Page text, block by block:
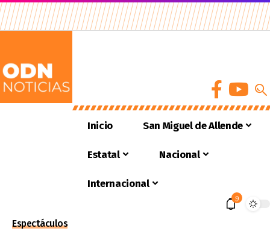
Inicio San Miguel de Allende
Estatal Nacional
Internacional
9
Espectáculos